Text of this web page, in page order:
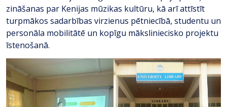
zināšanas par Kenijas mūzikas kultūru, kā arī attīstīt
turpmākos sadarbības virzienus pētniecībā, studentu un
personāla mobilitātē un kopīgu māksliniecisko projektu
īstenošanā.